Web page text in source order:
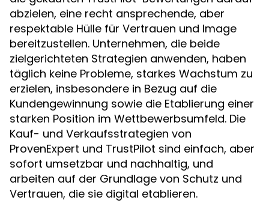
abzielen, eine recht ansprechende, aber
respektable Hülle für Vertrauen und Image
bereitzustellen. Unternehmen, die beide
zielgerichteten Strategien anwenden, haben
täglich keine Probleme, starkes Wachstum zu
erzielen, insbesondere in Bezug auf die
Kundengewinnung sowie die Etablierung einer
starken Position im Wettbewerbsumfeld. Die
Kauf- und Verkaufsstrategien von
ProvenExpert und TrustPilot sind einfach, aber
sofort umsetzbar und nachhaltig, und
arbeiten auf der Grundlage von Schutz und
Vertrauen, die sie digital etablieren.